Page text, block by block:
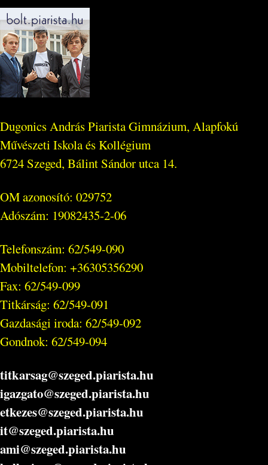
Dugonics András Piarista Gimnázium, Alapfokú
Művészeti Iskola és Kollégium
6724 Szeged, Bálint Sándor utca 14.
OM azonosító: 029752
Adószám: 19082435-2-06
Telefonszám: 62/549-090
Mobiltelefon: +36305356290
Fax: 62/549-099
Titkárság: 62/549-091
Gazdasági iroda: 62/549-092
Gondnok: 62/549-094
titkarsag@szeged.piarista.hu
igazgato@szeged.piarista.hu
etkezes@szeged.piarista.hu
it@szeged.piarista.hu
ami@szeged.piarista.hu